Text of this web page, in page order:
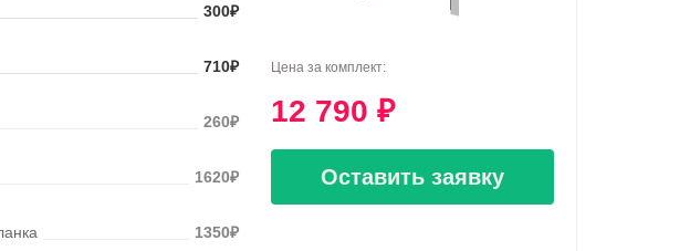
300₽
710₽
260₽
1620₽
1350₽
Цена за комплект:
12 790 ₽
Оставить заявку